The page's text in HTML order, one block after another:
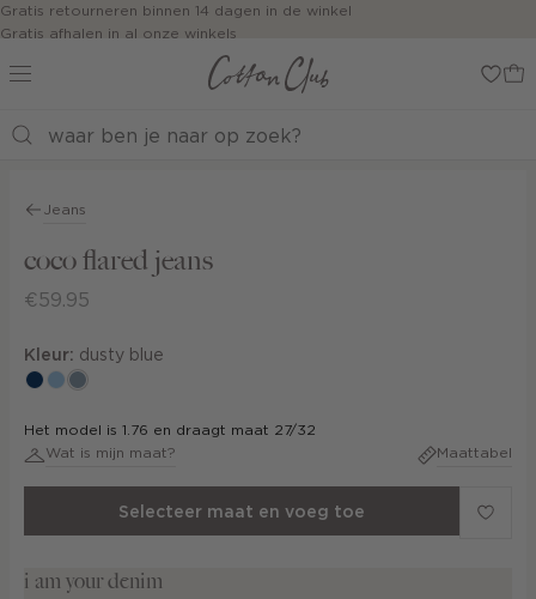
Navigeer
direct naar
hoofdinhoud
zoekbalk
naar de
Gratis retourneren binnen 14 dagen in de winkel
Gratis afhalen in al onze winkels
Jouw bestelling wordt binnen 1 tot 5 dagen bezorgd
Betaal zoals jij wilt: o.a. Bancontact, Riverty, Apple pay & creditcard
Shop the look
Jeans
coco flared jeans
€59.95
Kleur: dusty blue
donkerblauw
blauw,
light
dusty
Het model is 1.76 en draagt maat 27/32
Wat is mijn maat?
Maattabel
Selecteer maat en voeg toe
i am your denim